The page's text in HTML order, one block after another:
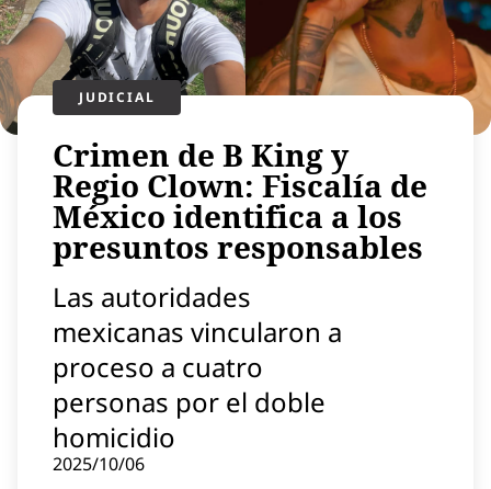
Regiones
Entretenimiento
Vida
Mundo
Virales
Tecnología
Economía
Estilo de vida
Contenido patrocinado
Instagram
JUDICIAL
Crimen de B King y
Regio Clown: Fiscalía de
México identifica a los
presuntos responsables
Las autoridades
mexicanas vincularon a
proceso a cuatro
personas por el doble
homicidio
2025/10/06